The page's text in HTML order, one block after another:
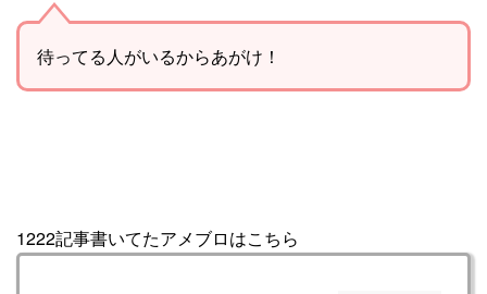
待ってる人がいるからあがけ！
1222記事書いてたアメブロはこちら